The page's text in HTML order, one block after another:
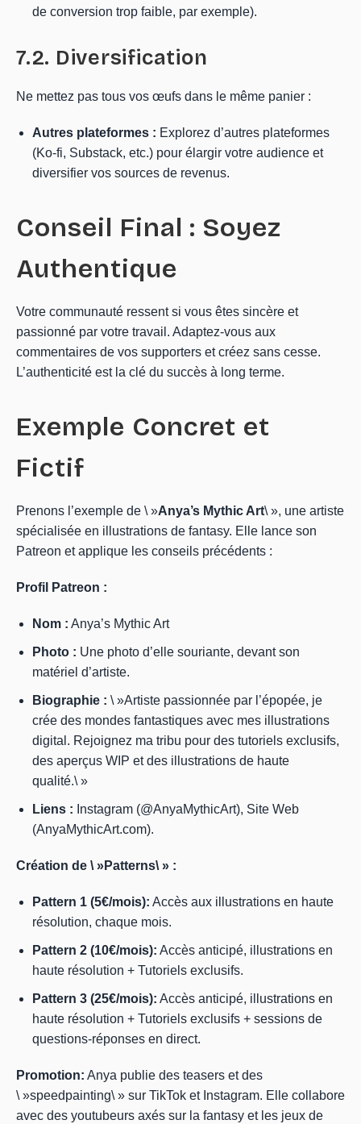
de conversion trop faible, par exemple).
7.2. Diversification
Ne mettez pas tous vos œufs dans le même panier :
Autres plateformes : Explorez d’autres plateformes
(Ko-fi, Substack, etc.) pour élargir votre audience et
diversifier vos sources de revenus.
Conseil Final : Soyez
Authentique
Votre communauté ressent si vous êtes sincère et
passionné par votre travail. Adaptez-vous aux
commentaires de vos supporters et créez sans cesse.
L’authenticité est la clé du succès à long terme.
Exemple Concret et
Fictif
Prenons l’exemple de \ »Anya’s Mythic Art\ », une artiste
spécialisée en illustrations de fantasy. Elle lance son
Patreon et applique les conseils précédents :
Profil Patreon :
Nom : Anya’s Mythic Art
Photo : Une photo d’elle souriante, devant son
matériel d’artiste.
Biographie : \ »Artiste passionnée par l’épopée, je
crée des mondes fantastiques avec mes illustrations
digital. Rejoignez ma tribu pour des tutoriels exclusifs,
des aperçus WIP et des illustrations de haute
qualité.\ »
Liens : Instagram (@AnyaMythicArt), Site Web
(AnyaMythicArt.com).
Création de \ »Patterns\ » :
Pattern 1 (5€/mois): Accès aux illustrations en haute
résolution, chaque mois.
Pattern 2 (10€/mois): Accès anticipé, illustrations en
haute résolution + Tutoriels exclusifs.
Pattern 3 (25€/mois): Accès anticipé, illustrations en
haute résolution + Tutoriels exclusifs + sessions de
questions-réponses en direct.
Promotion: Anya publie des teasers et des
\ »speedpainting\ » sur TikTok et Instagram. Elle collabore
avec des youtubeurs axés sur la fantasy et les jeux de